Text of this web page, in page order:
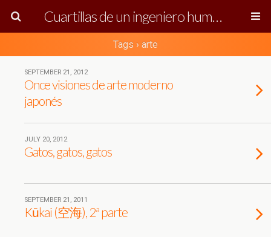
Cuartillas de un ingeniero humanista
Tags › arte
SEPTEMBER 21, 2012
Once visiones de arte moderno
japonés
JULY 20, 2012
Gatos, gatos, gatos
SEPTEMBER 21, 2011
Kūkai (空海), 2ª parte